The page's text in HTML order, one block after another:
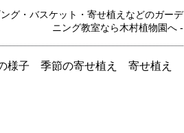
グ・バスケット・寄せ植えなどのガーデ
ニング教室なら木村植物園へ -
様子 季節の寄せ植え 寄せ植え